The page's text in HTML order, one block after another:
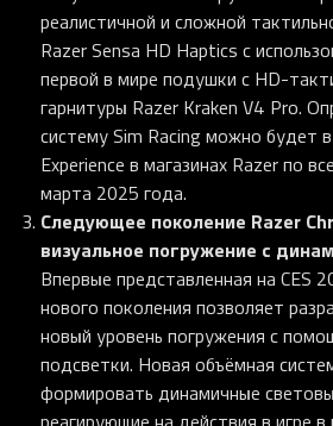
реалистичной и сложной
Razer Sensa HD Haptics с
первой в мире подушки с HD-
гарнитуры Razer Kraken V4 Pro.
систему Sim Racing можно будет
Experience в магазинах Razer по
марта 2025 года.
Следующее поколение Razer
визуальное погружение с
Впервые представленная на CES
нового поколения позволяет
новый уровень погружения с
подсветки. Новая объёмная
формировать динамичные